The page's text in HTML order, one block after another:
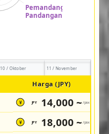
10 / Oktober 11 / November
Harga (JPY)
¥ JPY 14,000 ~ /pax
¥ JPY 18,000 ~ /pax